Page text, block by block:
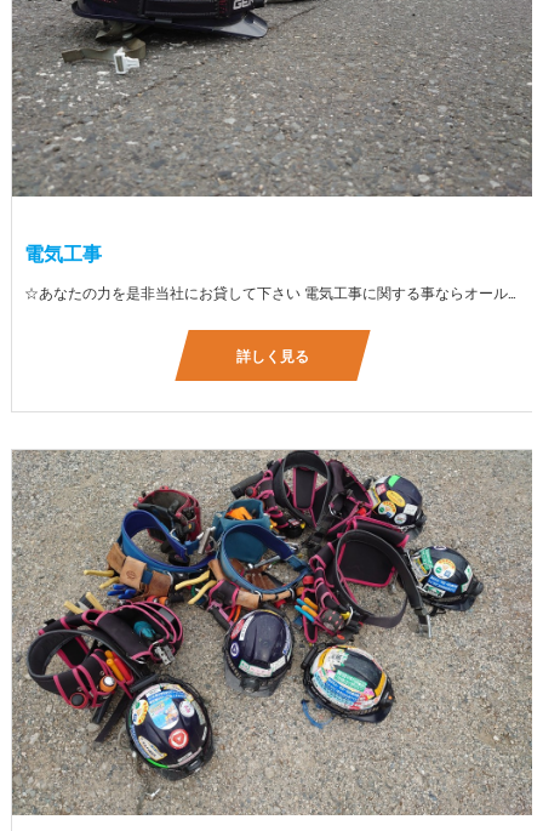
電気工事
☆あなたの力を是非当社にお貸して下さい 電気工事に関する事ならオールマイティに対応しております（室内配線・室外配線、スイッチコンセント取付け、照明器具取付け、配電盤取付け、エアコン取付け、LANケーブル配線、アンテナ取付けなど） 【工具支給致します】 また新品工具と新品作業服を完全支給を致します。 高品質の作業服と工具入社してくれた方には支給致します♪
詳しく見る